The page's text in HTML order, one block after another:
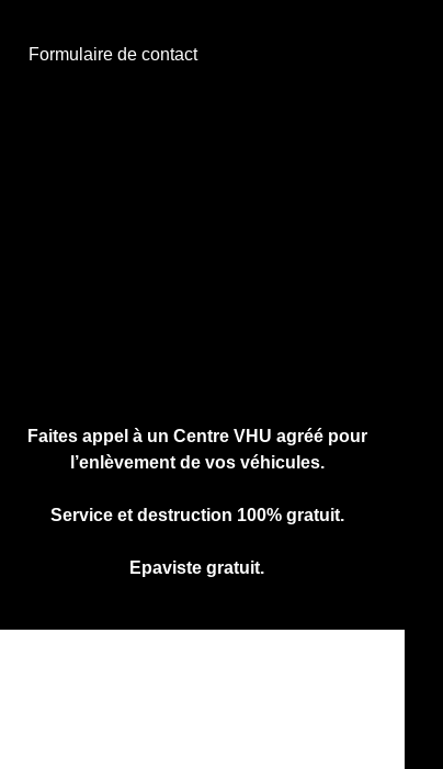
Formulaire de contact
Faites appel à un Centre VHU agréé pour
l’enlèvement de vos véhicules.
Service et destruction 100% gratuit.
Epaviste gratuit.